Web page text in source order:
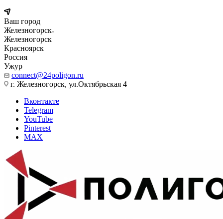
Ваш город
Железногорск
Железногорск
Красноярск
Россия
Ужур
connect@24poligon.ru
г. Железногорск, ул.Октябрьская 4
Вконтакте
Telegram
YouTube
Pinterest
MAX